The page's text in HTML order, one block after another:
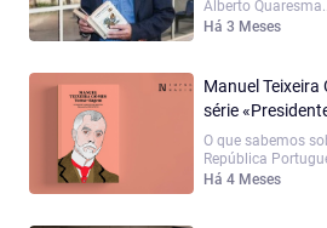
Alberto
Há 3 Meses
Manuel
série
O que sabemos
República
Há 4 Meses